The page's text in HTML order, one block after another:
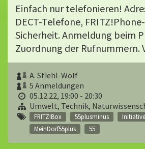
Einfach nur telefonieren!
DECT-Telefone,
Sicherheit. Anmeldung beim
Zuordnung der Rufnummern.
A. Stiehl-Wolf
5 Anmeldungen
05.12.22, 19:00 - 20:30
Umwelt, Technik,
FRITZ!Box 55plusminus
MeinDorf55plus
55